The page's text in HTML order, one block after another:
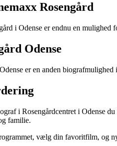
Rosengård
i Odense er endnu en
Odense
er en anden
i Rosengårdcentret i Odense
familie.
vælg din favoritfilm, og